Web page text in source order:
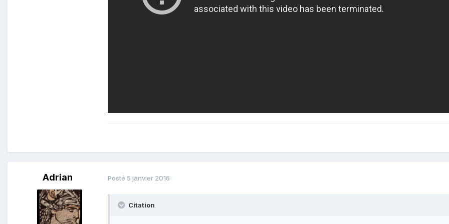
Adrian Posté 5 janvier 2016
Citation